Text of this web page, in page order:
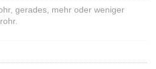
gerades, mehr oder weniger